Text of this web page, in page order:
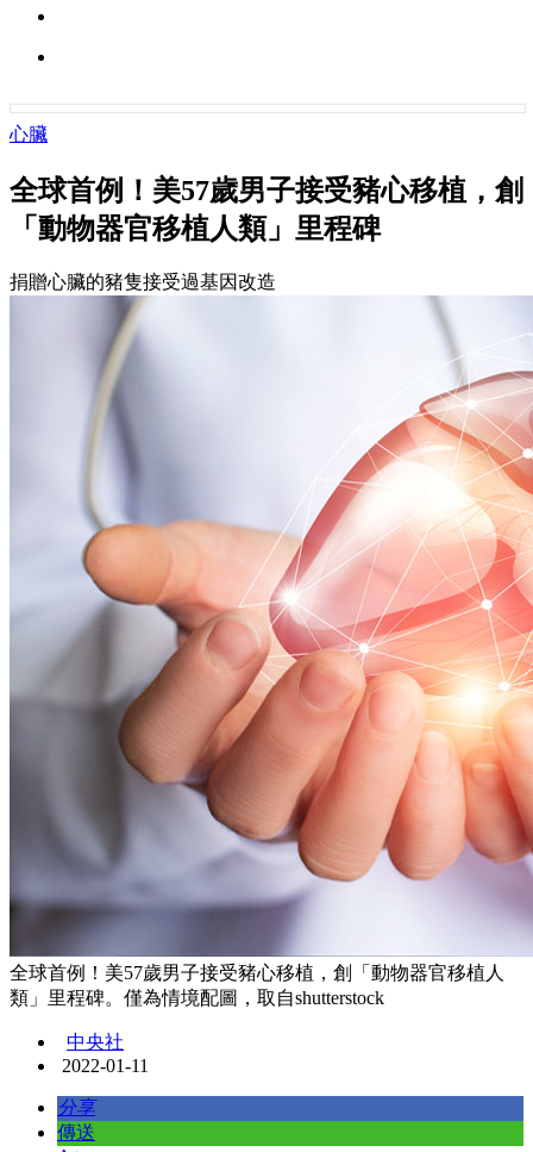
心臟
全球首例！美57歲男子接受豬心移植，創
「動物器官移植人類」里程碑
捐贈心臟的豬隻接受過基因改造
全球首例！美57歲男子接受豬心移植，創「動物器官移植人
類」里程碑。僅為情境配圖，取自shutterstock
中央社
2022-01-11
分享
傳送